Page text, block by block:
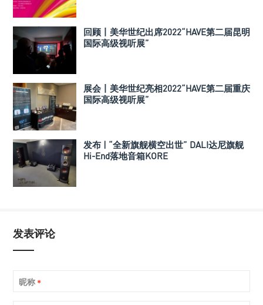
回顾丨美华世纪出席2022“HAVE第二届昆明
国际高级视听展”
展会丨美华世纪亮相2022“HAVE第二届重庆
国际高级视听展”
发布 | “全新旗舰横空出世” DALI达尼旗舰
Hi-End落地音箱KORE
发表评论
昵称 *